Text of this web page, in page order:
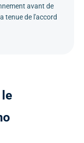
avant de
tenue de l'accord
e
o